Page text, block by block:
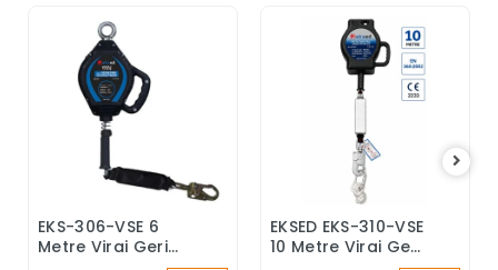
Sepete Ekle
EKS-306-VSE 6
Metre Viraj Geri
Sepete Ekle
EKSED EKS-310-VSE
10 Metre Viraj Geri